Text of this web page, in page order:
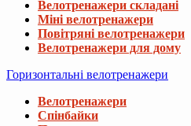
Велотренажери складані
Міні велотренажери
Повітряні велотренажери
Велотренажери для дому
Горизонтальні велотренажери
Велотренажери
Спінбайки